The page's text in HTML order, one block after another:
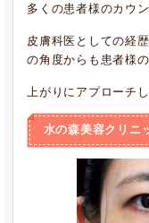
多くの患者様のカウ
皮膚科医としての経
の角度からも患者様
上がりにアプローチ
水の森美容クリニ